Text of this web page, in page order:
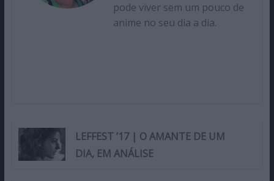
pode viver sem um pouco de
anime no seu dia a dia.
LEFFEST ’17 | O AMANTE DE UM
DIA, EM ANÁLISE